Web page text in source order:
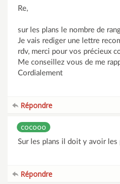
Re,
sur les plans le nombre de
Je vais rediger une lettre
rdv, merci pour vos précieux
Me conseillez vous de me
Cordialement
Répondre
cocooo
Sur les plans il doit y avoir les
Répondre